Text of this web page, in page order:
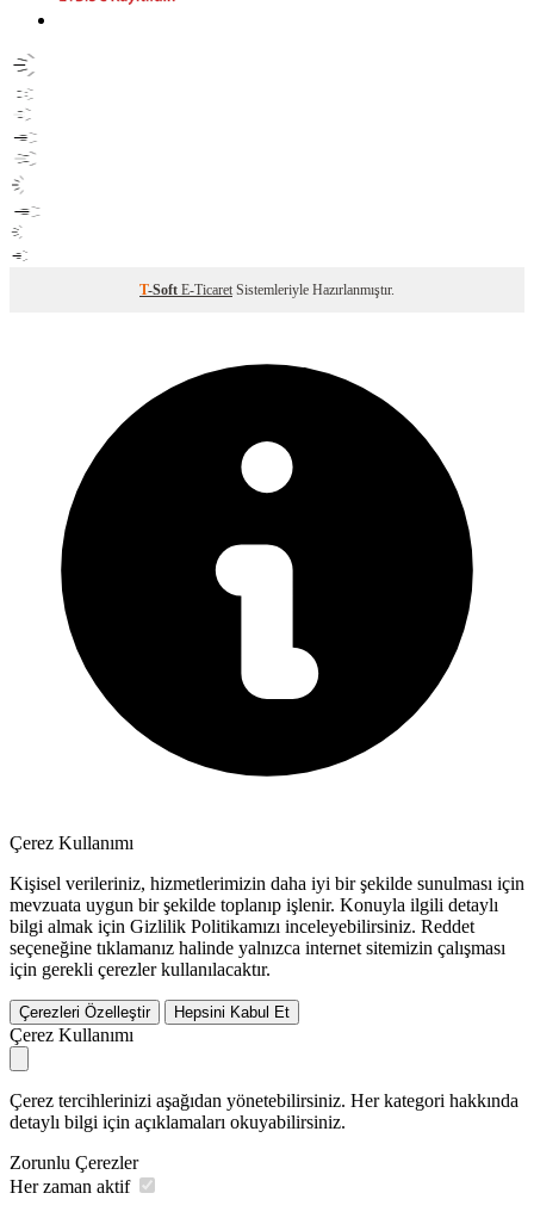
T-Soft E-Ticaret Sistemleriyle Hazırlanmıştır.
Çerez Kullanımı
Kişisel verileriniz, hizmetlerimizin daha iyi bir şekilde sunulması için
mevzuata uygun bir şekilde toplanıp işlenir. Konuyla ilgili detaylı
bilgi almak için Gizlilik Politikamızı inceleyebilirsiniz. Reddet
seçeneğine tıklamanız halinde yalnızca internet sitemizin çalışması
için gerekli çerezler kullanılacaktır.
Çerezleri Özelleştir Hepsini Kabul Et
Çerez Kullanımı
Çerez tercihlerinizi aşağıdan yönetebilirsiniz. Her kategori hakkında
detaylı bilgi için açıklamaları okuyabilirsiniz.
Zorunlu Çerezler
Her zaman aktif